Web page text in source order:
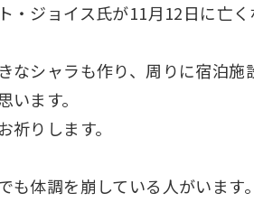
・ジョイス氏が11月12日に亡
なシャラも作り、周りに宿泊施
います。
祈りします。
も体調を崩している人がいます。